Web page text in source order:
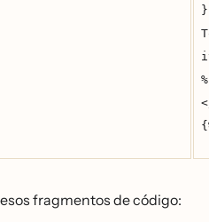
fragmentos de código: